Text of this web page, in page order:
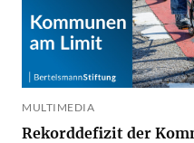
MULTIMEDIA
Rekorddefizit der